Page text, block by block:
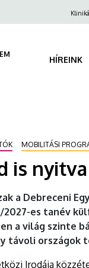
Felső
HÍREINK
MOBILITÁSI
is
a Debreceni
es tanév
a világ szinte
távoli országok
Irodája